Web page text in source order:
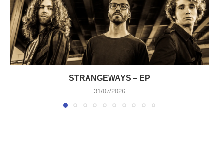
STRANGEWAYS – EP
31/07/2026